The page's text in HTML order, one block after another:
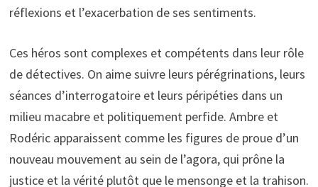
réflexions et l’exacerbation de ses sentiments.
Ces héros sont complexes et compétents dans leur rôle
de détectives. On aime suivre leurs pérégrinations, leurs
séances d’interrogatoire et leurs péripéties dans un
milieu macabre et politiquement perfide. Ambre et
Rodéric apparaissent comme les figures de proue d’un
nouveau mouvement au sein de l’agora, qui prône la
justice et la vérité plutôt que le mensonge et la trahison.